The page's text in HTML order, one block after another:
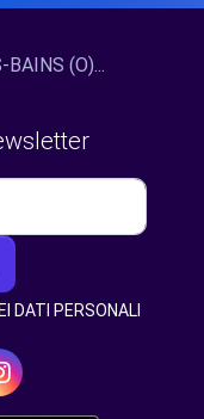
BAINS (O)...
DATI PERSONALI